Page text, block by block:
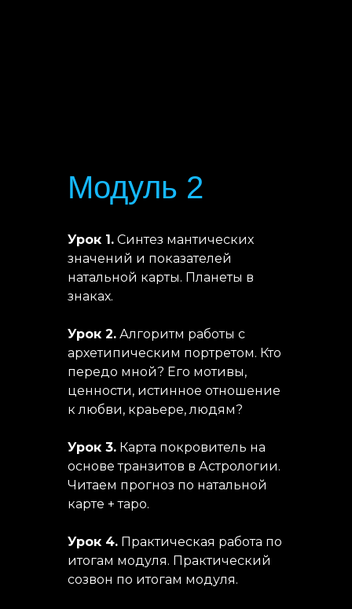
Урок 1. Синтез мантических
значений и показателей
натальной карты. Планеты в
знаках.
Урок 2. Алгоритм работы с
архетипическим портретом. Кто
передо мной? Его мотивы,
ценности, истинное отношение
к любви, краьере, людям?
Урок 3. Карта покровитель на
основе транзитов в Астрологии.
Читаем прогноз по натальной
карте + таро.
Урок 4. Практическая работа по
итогам модуля. Практический
созвон по итогам модуля.
Модуль 2